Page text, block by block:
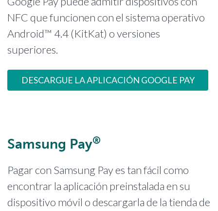
NFC que funcionen con el sistema operativo
Android™ 4.4 (KitKat) o versiones
superiores.
DESCARGUE LA APLICACIÓN GOOGLE PAY
Samsung Pay®
Pagar con Samsung Pay es tan fácil como
encontrar la aplicación preinstalada en su
dispositivo móvil o descargarla de la tienda de